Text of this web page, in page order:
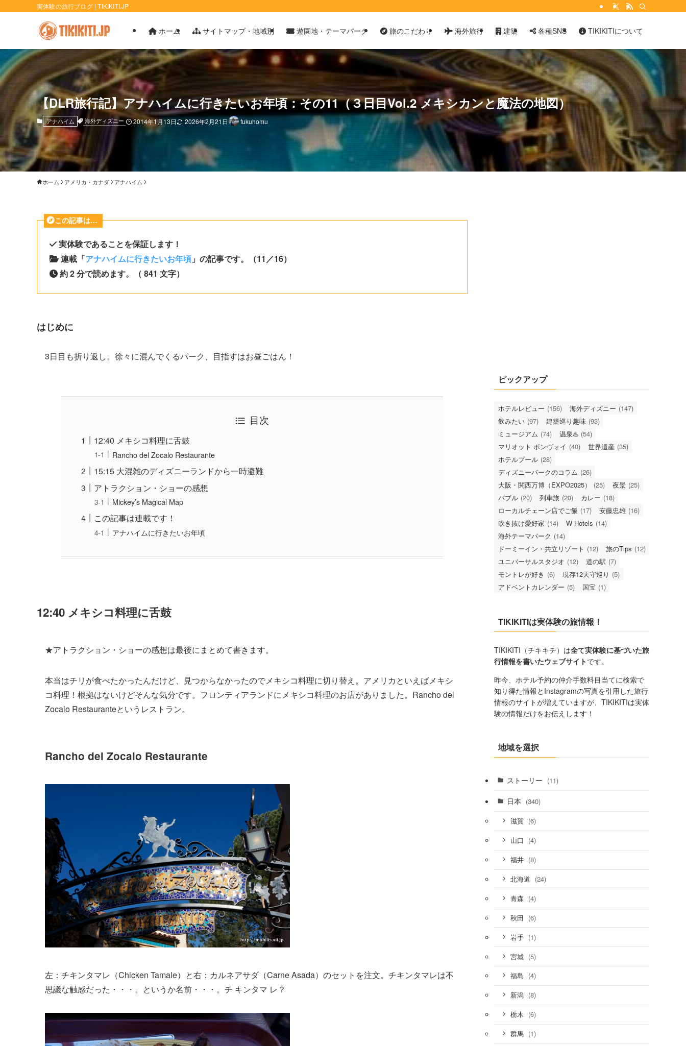
実体験の旅行ブログ | TIKIKITI.JP
ホーム サイトマップ・地域別 遊園地・テーマパーク 旅のこだわり 海外旅行 建築 各種SNS TIKIKITIについて
【DLR旅行記】アナハイムに行きたいお年頃：その11（３日目Vol.2 メキシカンと魔法の地図）
アナハイム 海外ディズニー 2014年1月13日 2026年2月21日 fukuhomu
ホーム アメリカ・カナダ アナハイム
この記事は…
実体験であることを保証します！
連載「アナハイムに行きたいお年頃 」の記事です。（11／16）
約 2 分で読めます。（ 841 文字）
はじめに
3日目も折り返し。徐々に混んでくるパーク、目指すはお昼ごはん！
目次
12:40 メキシコ料理に舌鼓
Rancho del Zocalo Restaurante
15:15 大混雑のディズニーランドから一時避難
アトラクション・ショーの感想
Mickey’s Magical Map
この記事は連載です！
アナハイムに行きたいお年頃
12:40 メキシコ料理に舌鼓
★アトラクション・ショーの感想は最後にまとめて書きます。
本当はチリが食べたかったんだけど、見つからなかったのでメキシコ料理に切り替え。アメリカといえばメキシ
コ料理！根拠はないけどそんな気分です。フロンティアランドにメキシコ料理のお店がありました。Rancho del
Zocalo Restauranteというレストラン。
Rancho del Zocalo Restaurante
左：チキンタマレ（Chicken Tamale）と右：カルネアサダ（Carne Asada）のセットを注文。チキンタマレは不
思議な触感だった・・・。というか名前・・・。チ キンタマ レ？
ピックアップ
ホテルレビュー (156) 海外ディズニー (147)
飲みたい (97) 建築巡り趣味 (93)
ミュージアム (74) 温泉♨️ (54)
マリオット ボンヴォイ (40) 世界遺産 (35)
ホテルプール (28)
ディズニーパークのコラム (26)
大阪・関西万博（EXPO2025）
(25) 夜景 (25)
バブル (20) 列車旅 (20) カレー (18)
ローカルチェーン店でご飯 (17) 安藤忠雄 (16)
吹き抜け愛好家 (14) W Hotels (14)
海外テーマパーク (14)
ドーミーイン・共立リゾート (12) 旅のTips (12)
ユニバーサルスタジオ (12) 道の駅 (7)
モントレが好き (6) 現存12天守巡り (5)
アドベントカレンダー (5) 国宝 (1)
TIKIKITIは実体験の旅情報！
TIKIKITI（チキキチ）は全て実体験に基づいた旅
行情報を書いたウェブサイトです。
昨今、ホテル予約の仲介手数料目当てに検索で
知り得た情報とInstagramの写真を引用した旅行
情報のサイトが増えていますが、TIKIKITIは実体
験の情報だけをお伝えします！
地域を選択
ストーリー (11)
日本 (340)
滋賀 (6)
山口 (4)
福井 (8)
北海道 (24)
青森 (4)
秋田 (6)
岩手 (1)
宮城 (5)
福島 (4)
新潟 (8)
栃木 (6)
群馬 (1)